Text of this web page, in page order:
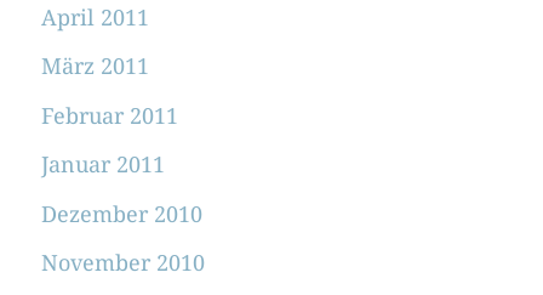
April 2011
März 2011
Februar 2011
Januar 2011
Dezember 2010
November 2010